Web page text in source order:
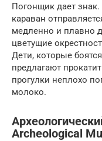
Погонщик дает
караван
медленно и плавно
цветущие
Дети, которые
предлагают
прогулки неплохо
молоко.
Archeological